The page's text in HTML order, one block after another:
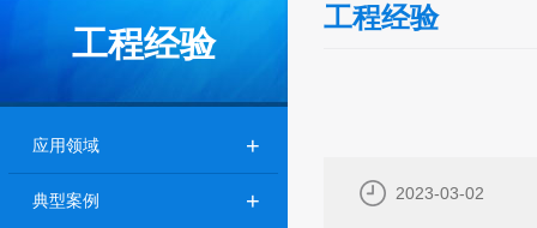
工程经验
应用领域 +
典型案例 +
工程经验
2023-03-02